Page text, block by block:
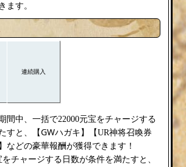
ます。
連続購入
間中、一括で22000元宝をチャージする
すと、【GWハガキ 】【UR神将召喚券
などの豪華報酬が獲得できます！
をチャージする日数が条件を満たすと、